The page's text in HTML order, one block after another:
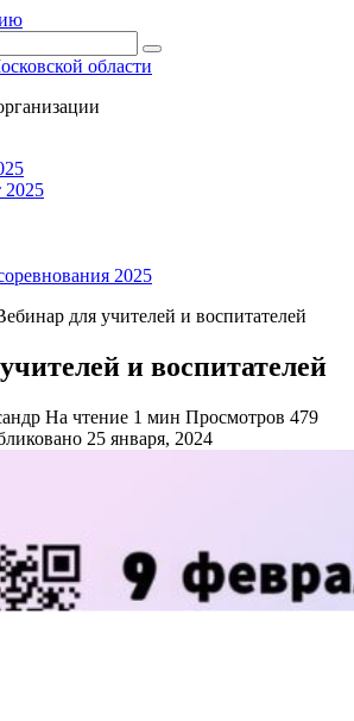
области
2025
для учителей и воспитателей
и воспитателей
На чтение 1 мин Просмотров 479
25 января, 2024